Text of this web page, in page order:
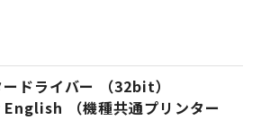
ドライバー （32bit）
（機種共通プリンター